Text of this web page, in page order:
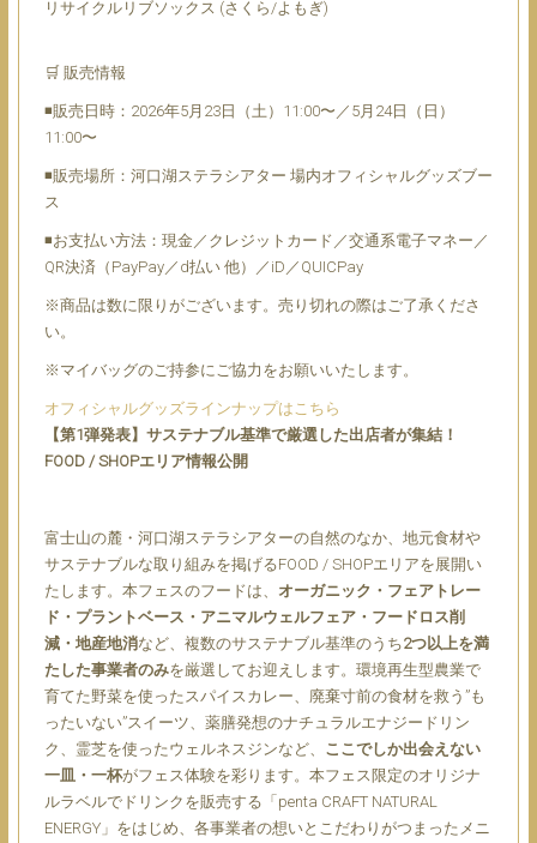
リサイクルリブソックス (さくら/よもぎ)
🛒 販売情報
◾販売日時：2026年5月23日（土）11:00〜／5月24日（日）
11:00〜
◾販売場所：河口湖ステラシアター 場内オフィシャルグッズブー
ス
◾お支払い方法：現金／クレジットカード／交通系電子マネー／
QR決済（PayPay／d払い 他）／iD／QUICPay
※商品は数に限りがございます。売り切れの際はご了承くださ
い。
※マイバッグのご持参にご協力をお願いいたします。
オフィシャルグッズラインナップはこちら
【第1弾発表】サステナブル基準で厳選した出店者が集結！
FOOD / SHOPエリア情報公開
富士山の麓・河口湖ステラシアターの自然のなか、地元食材や
サステナブルな取り組みを掲げるFOOD / SHOPエリアを展開い
たします。本フェスのフードは、 オーガニック・フェアトレー
ド・プラントベース・アニマルウェルフェア・フードロス削
減・地産地消など、複数のサステナブル基準のうち2つ以上を満
たした事業者のみを厳選してお迎えします。環境再生型農業で
育てた野菜を使ったスパイスカレー、廃棄寸前の食材を救う”も
ったいない”スイーツ、薬膳発想のナチュラルエナジードリン
ク、霊芝を使ったウェルネスジンなど、 ここでしか出会えない
一皿・一杯がフェス体験を彩ります。本フェス限定のオリジナ
ルラベルでドリンクを販売する「penta CRAFT NATURAL
ENERGY」をはじめ、各事業者の想いとこだわりがつまったメニ